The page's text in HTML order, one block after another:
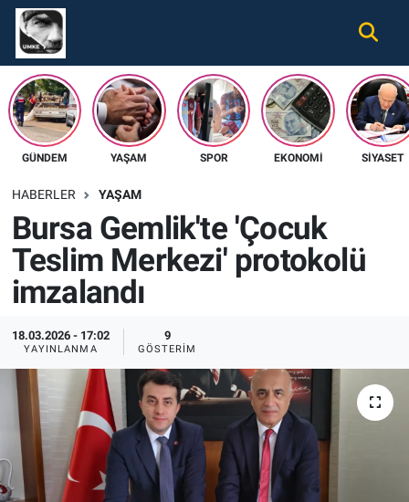
GÜNDEM YAŞAM SPOR EKONOMI SIYASET
HABERLER YAŞAM
Bursa Gemlik'te 'Çocuk
Teslim Merkezi' protokolü
imzalandı
18.03.2026 - 17:02
YAYINLANMA
9
GÖSTERIM
Gündem
Ekonomi
Spor
Tüm Haberler
İletişim
Künye
Nöbetçi Eczaneler
Hava Durumu
Namaz Vakitleri
Süper Lig Puan Durumu ve Fikstür
Tüm Manşetler
Son Dakika Haberleri
Haber Arşivi